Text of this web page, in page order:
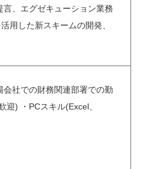
、エグゼキューション業務
用した新スキームの開発、
社での財務関連部署での勤
) ・PCスキル(Excel、